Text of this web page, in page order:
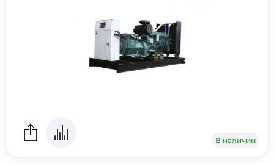
В наличии